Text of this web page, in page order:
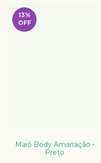
13%
OFF
Maiô Body Amarração -
Preto